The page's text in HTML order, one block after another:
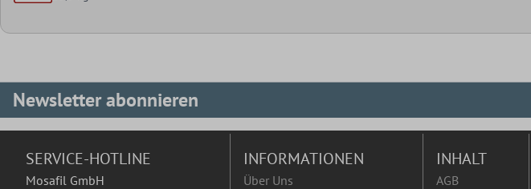
Newsletter abonnieren
SERVICE-HOTLINE
Mosafil GmbH
INFORMATIONEN
Über Uns
INHALT
AGB